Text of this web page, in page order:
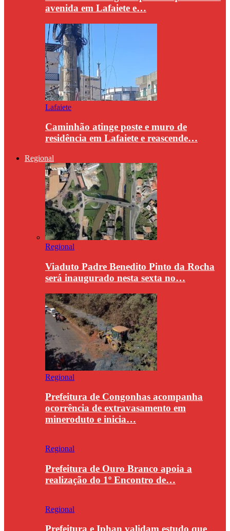
avenida em Lafaiete e…
Lafaiete
Caminhão atinge poste e muro de
residência em Lafaiete e reascende…
Regional
Regional
Viaduto Padre Benedito Pinto da Rocha
será inaugurado nesta sexta no…
Regional
Prefeitura de Congonhas acompanha
ocorrência de extravasamento em
mineroduto e inicia…
Regional
Prefeitura de Ouro Branco apoia a
realização do 1º Encontro de…
Regional
Prefeitura e Iphan validam estudo que